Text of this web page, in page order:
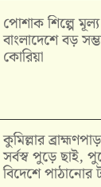
পোশাক শিল্পে
বাংলাদেশে বড়
কোরিয়া
কুমিল্লার
সর্বস্ব পুড়ে ছাই,
বিদেশে পাঠানোর